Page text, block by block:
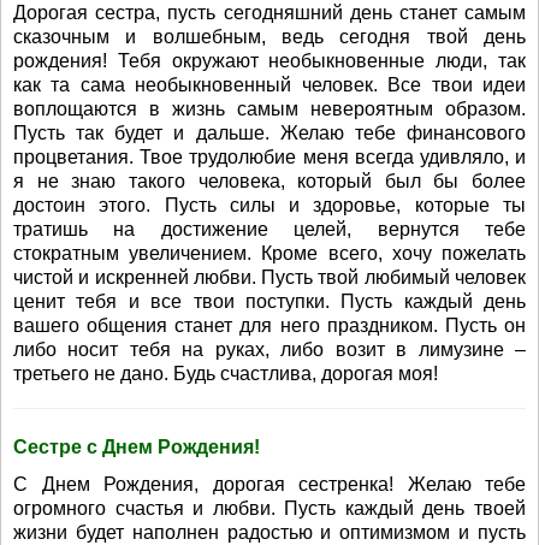
Дорогая сестра, пусть сегодняшний день станет самым
сказочным и волшебным, ведь сегодня твой день
рождения! Тебя окружают необыкновенные люди, так
как та сама необыкновенный человек. Все твои идеи
воплощаются в жизнь самым невероятным образом.
Пусть так будет и дальше. Желаю тебе финансового
процветания. Твое трудолюбие меня всегда удивляло, и
я не знаю такого человека, который был бы более
достоин этого. Пусть силы и здоровье, которые ты
тратишь на достижение целей, вернутся тебе
стократным увеличением. Кроме всего, хочу пожелать
чистой и искренней любви. Пусть твой любимый человек
ценит тебя и все твои поступки. Пусть каждый день
вашего общения станет для него праздником. Пусть он
либо носит тебя на руках, либо возит в лимузине –
третьего не дано. Будь счастлива, дорогая моя!
Сестре с Днем Рождения!
С Днем Рождения, дорогая сестренка! Желаю тебе
огромного счастья и любви. Пусть каждый день твоей
жизни будет наполнен радостью и оптимизмом и пусть